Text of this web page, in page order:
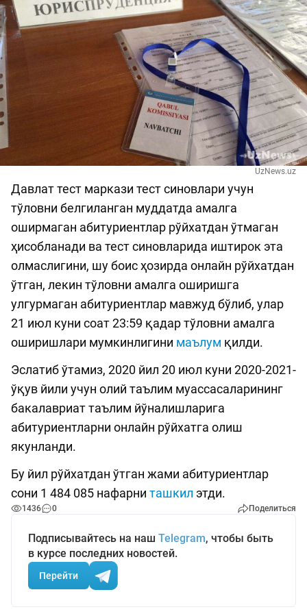
UzNews.uz
Давлат тест маркази тест синовлари учун
тўловни белгиланган муддатда амалга
оширмаган абитуриентлар рўйхатдан ўтмаган
ҳисобланади ва тест синовларида иштирок эта
олмаслигини, шу боис ҳозирда онлайн рўйхатдан
ўтган, лекин тўловни амалга оширишга
улгурмаган абитуриентлар мавжуд бўлиб, улар
21 июл куни соат 23:59 қадар тўловни амалга
оширишлари мумкинлигини маълум қилди.
Эслатиб ўтамиз, 2020 йил 20 июл куни 2020-2021-
ўқув йили учун олий таълим муассасаларининг
бакалавриат таълим йўналишларига
абитуриентларни онлайн рўйхатга олиш
якунланди.
Бу йил рўйхатдан ўтган жами абитуриентлар
сони 1 484 085 нафарни ташкил этди.
1436 0 Поделиться
Подписывайтесь на наш Telegram, чтобы быть
в курсе последних новостей.
Перейти